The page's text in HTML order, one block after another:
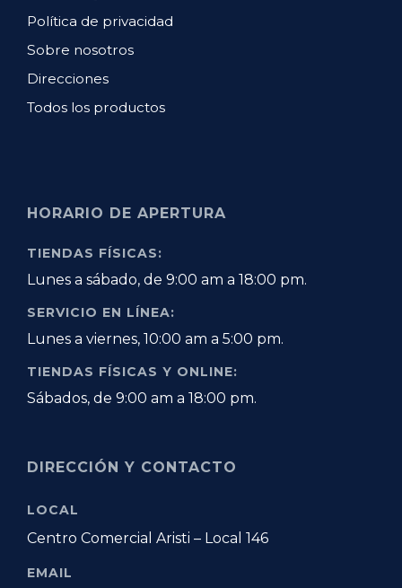
Política de privacidad
Sobre nosotros
Direcciones
Todos los productos
HORARIO DE APERTURA
TIENDAS FÍSICAS:
Lunes a sábado, de 9:00 am a 18:00 pm.
SERVICIO EN LÍNEA:
Lunes a viernes, 10:00 am a 5:00 pm.
TIENDAS FÍSICAS Y ONLINE:
Sábados, de 9:00 am a 18:00 pm.
DIRECCIÓN Y CONTACTO
LOCAL
Centro Comercial Aristi – Local 146
EMAIL